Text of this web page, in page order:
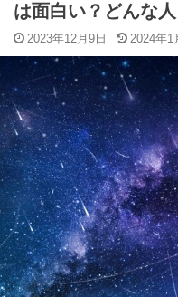
は面白い？どんな
2023年12月9日 2024年1